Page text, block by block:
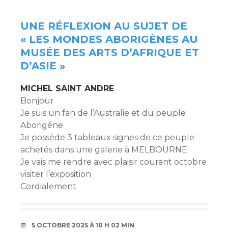
UNE RÉFLEXION AU SUJET DE
« LES MONDES ABORIGÈNES AU
MUSÉE DES ARTS D’AFRIQUE ET
D’ASIE »
MICHEL SAINT ANDRE
Bonjour
Je suis un fan de l’Australie et du peuple
Aborigéne
Je possède 3 tableaux signes de ce peuple
achetés dans une galerie à MELBOURNE
Je vais me rendre avec plaisir courant octobre
visiter l’exposition
Cordialement
5 OCTOBRE 2025 À 10 H 02 MIN